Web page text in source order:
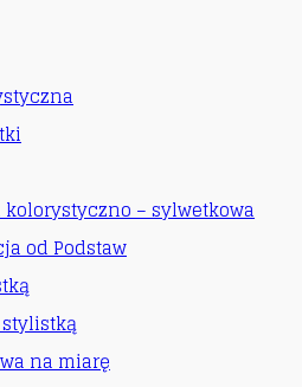
– sylwetkowa
od Podstaw
na miarę